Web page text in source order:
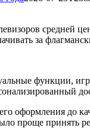
средней
за
функции,
оформления до
проще принять